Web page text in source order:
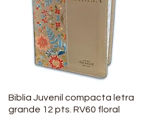
Vista rápida
Biblia Juvenil compacta letra
grande 12 pts. RV60 floral